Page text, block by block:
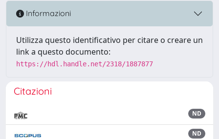
Informazioni
Utilizza questo identificativo per citare o creare un
link a questo documento:
https://hdl.handle.net/2318/1887877
Citazioni
ND
ND